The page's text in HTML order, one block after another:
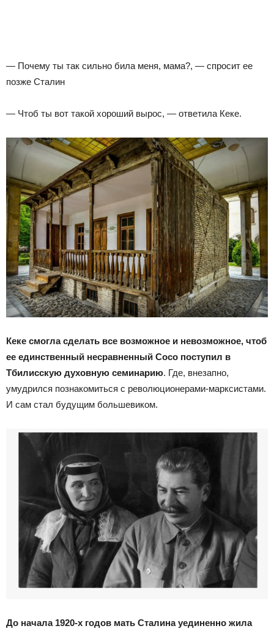
— Почему ты так сильно била меня, мама?, — спросит ее
позже Сталин
— Чтоб ты вот такой хороший вырос, — ответила Кеке.
Кеке смогла сделать все возможное и невозможное, чтоб
ее единственный несравненный Сосо поступил в
Тбилисскую духовную семинарию. Где, внезапно,
умудрился познакомиться с революционерами-марксистами.
И сам стал будущим большевиком.
До начала 1920-х годов мать Сталина уединенно жила